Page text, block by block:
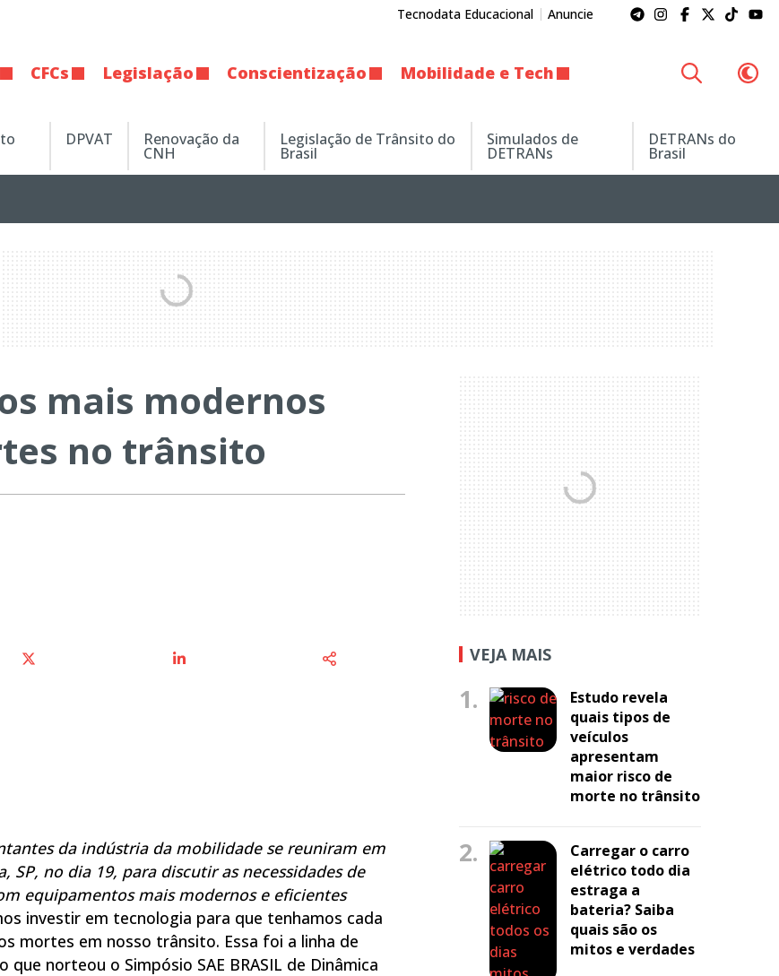
Tecnodata Educacional Anuncie
CFCs Legislação Conscientização Mobilidade e Tech
DPVAT Renovação da
CNH
Legislação de Trânsito do
Brasil
Simulados de
DETRANs
DETRANs do
Brasil
mais modernos
no trânsito
da indústria da mobilidade se reuniram em
SP, no dia 19, para discutir as necessidades de
equipamentos mais modernos e eficientes
investir em tecnologia para que tenhamos cada
mortes em nosso trânsito. Essa foi a linha de
que norteou o Simpósio SAE BRASIL de Dinâmica
VEJA MAIS
1.
Estudo revela
quais tipos de
veículos
apresentam
maior risco de
morte no trânsito
2.
Carregar o carro
elétrico todo dia
estraga a
bateria? Saiba
quais são os
mitos e verdades